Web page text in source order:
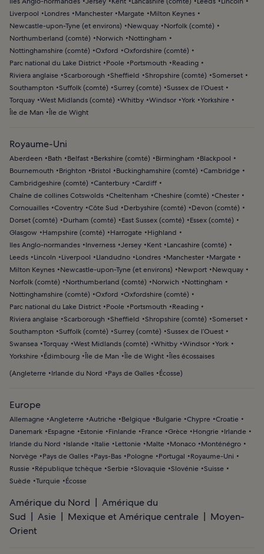
Liverpool
Londres Manchester Margate
Milton Keynes
Newcastle-upon-Tyne (et environs)
Newquay
Norfolk (comté)
Northumberland (comté)
Norwich
Nottingham
Nottinghamshire (comté)
Oxford
Oxfordshire (comté)
Parc national du Lake District
Poole Portsmouth
Reading
Riviera anglaise Scarborough Sheffield Shropshire (comté)
Somerset
Southampton
Suffolk (comté) Surrey (comté)
Sussex de l’Ouest
Torquay West Midlands (comté) Whitby Windsor York Yorkshire
Île de Man
Île de Wight
Royaume-Uni
Aberdeen Bath Belfast Berkshire (comté) Birmingham
Blackpool
Bournemouth
Brighton Bristol Buckinghamshire (comté)
Cambridge
Cambridgeshire (comté)
Canterbury Cardiff
Chaîne de collines Cotswolds Cheltenham Cheshire (comté)
Chester
Cornouailles Coventry Côte Sud Derbyshire (comté)
Devon (comté)
Dorset (comté)
Durham (comté) East Sussex (comté)
Essex (comté)
Glasgow
Hampshire (comté) Harrogate
Highland
Iles Anglo-normandes
Inverness Jersey Kent
Lancashire (comté)
Leeds
Lincoln Liverpool Llandudno Londres Manchester
Margate
Milton Keynes
Newcastle-upon-Tyne (et environs) Newport
Newquay
Norfolk (comté)
Northumberland (comté) Norwich
Nottingham
Nottinghamshire (comté)
Oxford
Oxfordshire (comté)
Parc national du Lake District
Poole Portsmouth
Reading
Riviera anglaise Scarborough Sheffield Shropshire (comté)
Somerset
Southampton
Suffolk (comté) Surrey (comté)
Sussex de l’Ouest
Swansea Torquay West Midlands (comté) Whitby Windsor York
Yorkshire
Édimbourg Île de Man Île de Wight Îles écossaises
(Angleterre Irlande du Nord Pays de Galles Écosse)
Europe
Allemagne Angleterre Autriche Belgique Bulgarie Chypre Croatie
Danemark
Espagne Estonie Finlande France Grèce Hongrie
Irlande
Irlande du Nord
Islande Italie Lettonie Malte Monaco
Monténégro
Norvège
Pays de Galles Pays-Bas Pologne Portugal
Royaume-Uni
Russie
République tchèque Serbie Slovaquie Slovénie Suisse
Suède Turquie Écosse
Amérique du Nord
Amérique du
Sud
Asie Mexique et Amérique centrale
Moyen-
Orient